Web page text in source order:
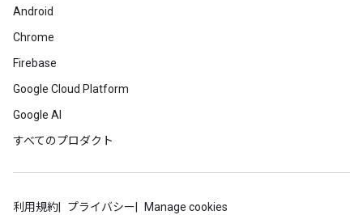
Android
Chrome
Firebase
Google Cloud Platform
Google AI
すべてのプロダクト
利用規約 プライバシー Manage cookies